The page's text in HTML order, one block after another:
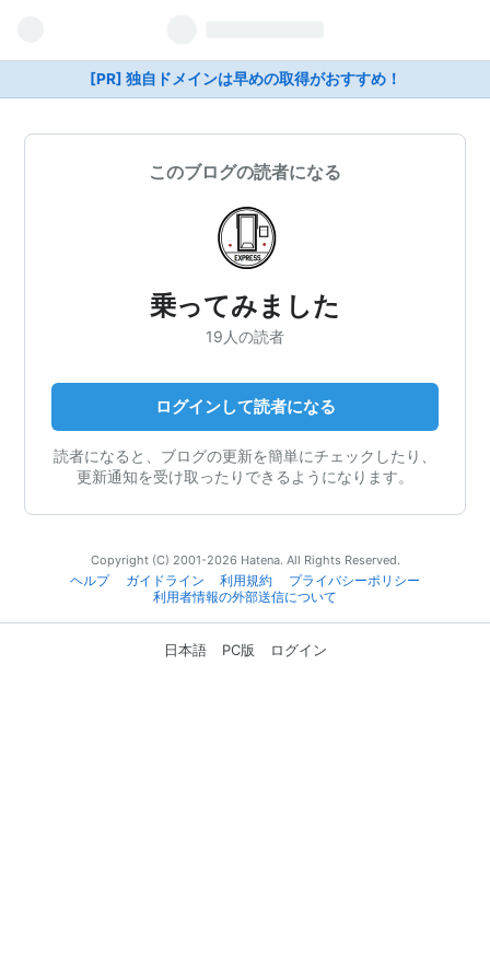
[PR] 独自ドメインは早めの取得がおすすめ！
このブログの読者になる
乗ってみました
19人の読者
ログインして読者になる
読者になると、ブログの更新を簡単にチェックしたり、
更新通知を受け取ったりできるようになります。
Copyright (C) 2001-2026 Hatena. All Rights Reserved.
ヘルプ
ガイドライン 利用規約
プライバシーポリシー
利用者情報の外部送信について
日本語 PC版 ログイン